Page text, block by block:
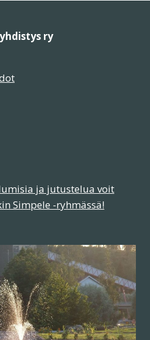
ry
ja jutustelua voit
Simpele -ryhmässä!